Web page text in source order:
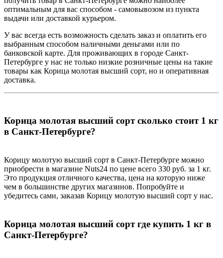
оптимальным для вас способом - самовывозом из пункта
выдачи или доставкой курьером.
У вас всегда есть возможность сделать заказ и оплатить его
выбранным способом наличными деньгами или по
банковской карте. Для проживающих в городе Санкт-
Петербурге у нас не только низкие розничные цены на такие
товары как Корица молотая высший сорт, но и оперативная
доставка.
Корица молотая высший сорт сколько стоит 1 кг
в Санкт-Петербурге?
Корицу молотую высший сорт в Санкт-Петербурге можно
приобрести в магазине Nuts24 по цене всего 330 руб. за 1 кг.
Это продукция отличного качества, цена на которую ниже
чем в большинстве других магазинов. Попробуйте и
убедитесь сами, заказав Корицу молотую высший сорт у нас.
Корица молотая высший сорт где купить 1 кг в
Санкт-Петербурге?